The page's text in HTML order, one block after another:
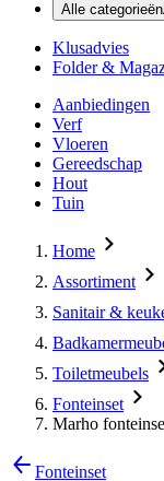
Alle categorieën
Klusadvies
Folder &
Aanbiedingen
Verf
Vloeren
Gereedschap
Hout
Tuin
Home
Assortiment
Sanitair &
Toiletmeubels
Fonteinset
Marho
Fonteinset